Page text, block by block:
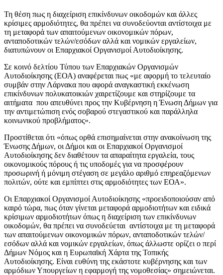
Τη θέση πως η διαχείριση επικίνδυνων οικοδομών και άλλες
κρίσιμες αρμοδιότητες, θα πρέπει να συνοδεύονται αντίστοιχα με
τη μεταφορά των απαιτούμενων οικονομικών πόρων,
ανταποδοτικών τελών/εσόδων αλλά και νομικών εργαλείων,
διατυπώνουν οι Επαρχιακοί Οργανισμοί Αυτοδιοίκησης.
Σε κοινό δελτίου Τύπου των Επαρχιακών Οργανισμών
Αυτοδιοίκησης (ΕΟΑ) αναφέρεται πως «με αφορμή το τελευταίο
συμβάν στην Λάρνακα που αφορά αναγκαστική εκκένωση
επικίνδυνων πολυκατοικιών χαιρετίζουμε και στηρίζουμε τα
αιτήματα που απευθύνει προς την Κυβέρνηση η Ένωση Δήμων για
την αντιμετώπιση ενός σοβαρού στεγαστικού και παράλληλα
κοινωνικού προβλήματος».
Προστίθεται ότι «όπως ορθά επισημαίνεται στην ανακοίνωση της
Ένωσης Δήμων, οι Δήμοι και οι Επαρχιακοί Οργανισμοί
Αυτοδιοίκησης δεν διαθέτουν τα απαραίτητα εργαλεία, τους
οικονομικούς πόρους ή τις υποδομές για να προσφέρουν
προσωρινή ή μόνιμη στέγαση σε μεγάλο αριθμό επηρεαζόμενων
πολιτών, ούτε και εμπίπτει στις αρμοδιότητες των ΕΟΑ».
Οι Επαρχιακοί Οργανισμοί Αυτοδιοίκησης «προειδοποιούσαν από
καιρό τώρα, πως όταν γίνεται μεταφορά αρμοδιοτήτων και ειδικά
κρίσιμων αρμοδιοτήτων όπως η διαχείριση των επικίνδυνων
οικοδομών, θα πρέπει να συνοδεύεται αντίστοιχα με τη μεταφορά
των απαιτούμενων οικονομικών πόρων, ανταποδοτικών τελών/
εσόδων αλλά και νομικών εργαλείων, όπως άλλωστε ορίζει ο περί
Δήμων Νόμος και η Ευρωπαϊκή Χάρτα της Τοπικής
Αυτοδιοίκησης. Είναι ευθύνη της εκάστοτε κυβέρνησης και των
αρμόδιων Υπουργείων η εφαρμογή της νομοθεσίας» σημειώνεται.